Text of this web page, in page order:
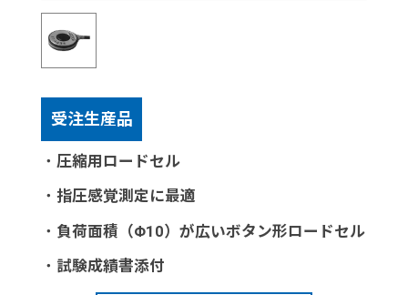
受注生産品
・ 圧縮用ロードセル
・ 指圧感覚測定に最適
・ 負荷面積（Φ10）が広いボタン形ロードセル
・ 試験成績書添付